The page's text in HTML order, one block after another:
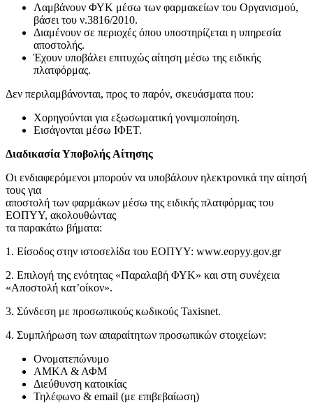
Λαμβάνουν ΦΥΚ μέσω των φαρμακείων του Οργανισμού,
βάσει του ν.3816/2010.
Διαμένουν σε περιοχές όπου υποστηρίζεται η υπηρεσία
αποστολής.
Έχουν υποβάλει επιτυχώς αίτηση μέσω της ειδικής
πλατφόρμας.
Δεν περιλαμβάνονται, προς το παρόν, σκευάσματα που:
Χορηγούνται για εξωσωματική γονιμοποίηση.
Εισάγονται μέσω ΙΦΕΤ.
Διαδικασία Υποβολής Αίτησης
Οι ενδιαφερόμενοι μπορούν να υποβάλουν ηλεκτρονικά την αίτησή
τους για
αποστολή των φαρμάκων μέσω της ειδικής πλατφόρμας του
ΕΟΠΥΥ, ακολουθώντας
τα παρακάτω βήματα:
1. Είσοδος στην ιστοσελίδα του ΕΟΠΥΥ: www.eopyy.gov.gr
2. Επιλογή της ενότητας «Παραλαβή ΦΥΚ» και στη συνέχεια
«Αποστολή κατ’οίκον».
3. Σύνδεση με προσωπικούς κωδικούς Taxisnet.
4. Συμπλήρωση των απαραίτητων προσωπικών στοιχείων:
Ονοματεπώνυμο
ΑΜΚΑ & ΑΦΜ
Διεύθυνση κατοικίας
Τηλέφωνο & email (με επιβεβαίωση)